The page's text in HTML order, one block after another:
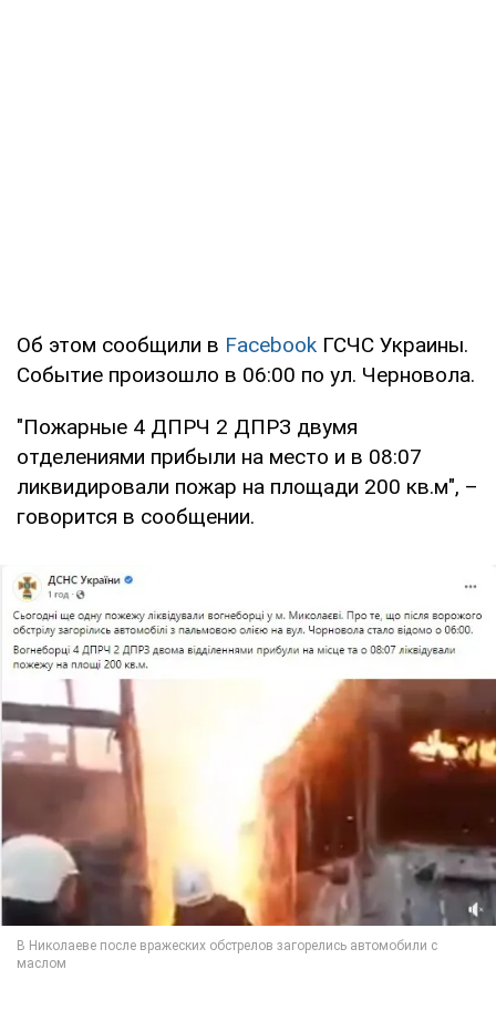
Об этом сообщили в Facebook ГСЧС Украины.
Событие произошло в 06:00 по ул. Черновола.
"Пожарные 4 ДПРЧ 2 ДПРЗ двумя
отделениями прибыли на место и в 08:07
ликвидировали пожар на площади 200 кв.м", –
говорится в сообщении.